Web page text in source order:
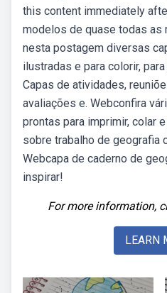
this content immediately
modelos de quase todas as
nesta postagem diversas
ilustradas e para colorir,
Capas de atividades,
avaliações e. Webconfira
prontas para imprimir, colar
sobre trabalho de geografia
Webcapa de caderno de
inspirar!
For more information,
LEARN